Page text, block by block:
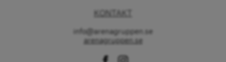
KONTAKT
info@arenagruppen.se
arenagruppen.se